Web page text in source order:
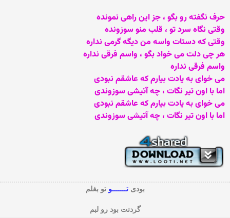
حرف نگفته رو بگو ، جز این راهی نمونده
وقتی نگاه سرد تو ، قلب منو سوزونده
وقتی که دستات واسه من دیگه گرمی نداره
هر چی دلت می خواد بگو ، واسم فرقی نداره
واسم فرقی نداره
می خوای به یادت بیارم که عاشقم نبودی
اما با اون تیر نگات ، چه آتیشی سوزوندی
می خوای به یادت بیارم که عاشقم نبودی
اما با اون تیر نگات ، چه آتیشی سوزوندی
بودیتـــــــوتو بغلم
گردنت بود رو لبم